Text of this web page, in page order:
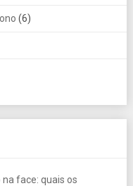
(6)
face: quais os